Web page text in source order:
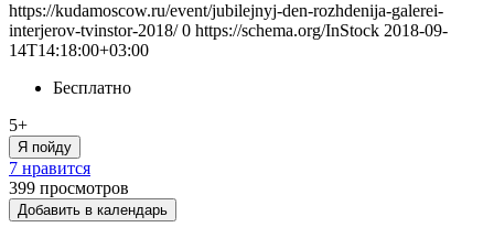
https://kudamoscow.ru/event/jubilejnyj-den-rozhdenija-galerei-
interjerov-tvinstor-2018/ 0 https://schema.org/InStock 2018-09-
14T14:18:00+03:00
Бесплатно
5+
Я пойду
7 нравится
399 просмотров
Добавить в календарь